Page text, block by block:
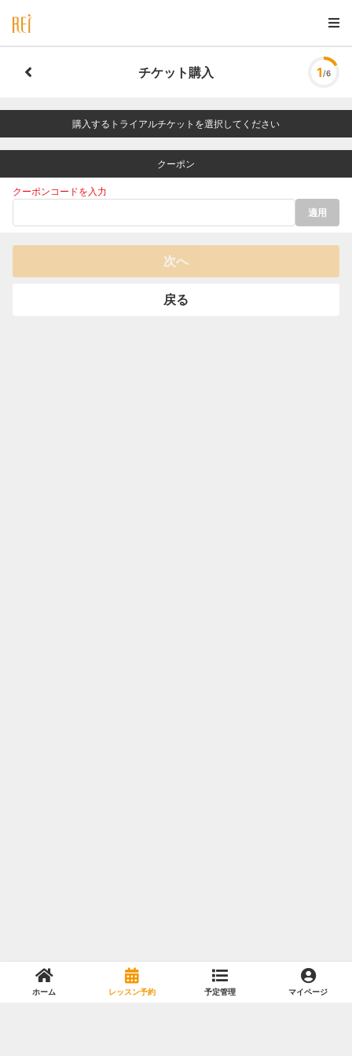
チケット購入 1 /6
購入するトライアルチケットを選択してください
クーポン
クーポンコードを入力
適用
次へ
戻る
ホーム レッスン予約 予定管理 マイページ